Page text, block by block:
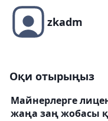
zkadm
Оқи отырыңыз
Майнерлерге
жаңа заң жобасы